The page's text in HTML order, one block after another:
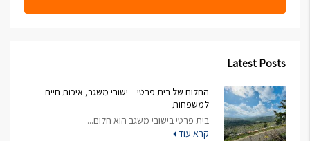
Latest Posts
החלום של בית פרטי – ישובי משגב, איכות חיים
למשפחות
בית פרטי בישובי משגב הוא חלום...
קרא עוד